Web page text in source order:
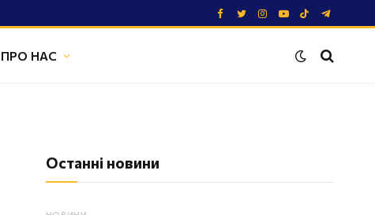
Facebook
TwitterInstagram
YouTube
TikTokTelegram
ПРО НАС
Останні новини